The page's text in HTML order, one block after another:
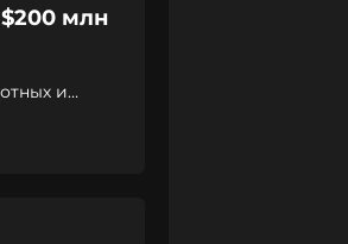
млн
и